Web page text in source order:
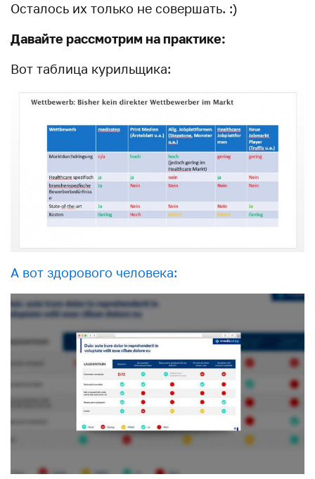
Осталось их только не совершать. :)
Давайте рассмотрим на практике:
Вот таблица курильщика:
А вот здорового человека: